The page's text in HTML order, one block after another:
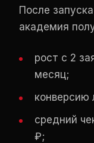
После
академия
рост с 2
месяц;
конверсию
средний
₽;